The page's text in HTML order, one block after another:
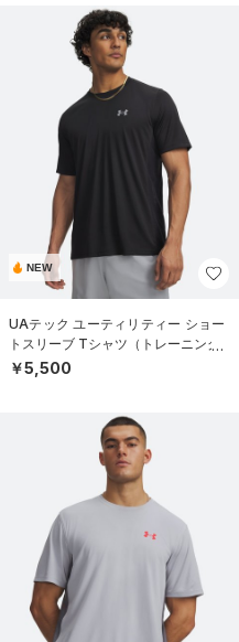
NEW
UAテック ユーティリティー ショー
トスリーブ Tシャツ（トレーニング/
MEN）
￥5,500